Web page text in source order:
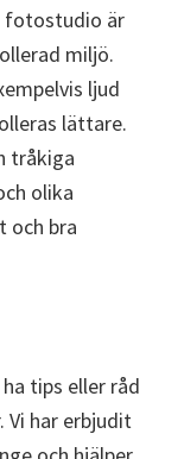
fotostudio är
miljö.
ljud
lättare.
tråkiga
olika
och bra
tips eller råd
har erbjudit